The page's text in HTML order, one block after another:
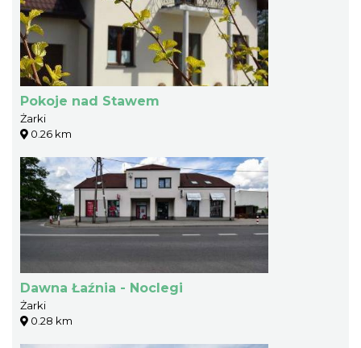
Pokoje nad Stawem
Żarki
0.26 km
Dawna Łaźnia - Noclegi
Żarki
0.28 km